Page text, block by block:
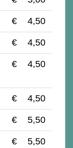
€ 4,50
€ 4,50
€ 4,50
€ 4,50
€ 5,50
€ 5,50